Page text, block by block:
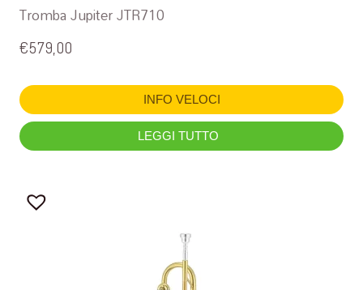
Tromba Jupiter JTR710
€579,00
INFO VELOCI
LEGGI TUTTO